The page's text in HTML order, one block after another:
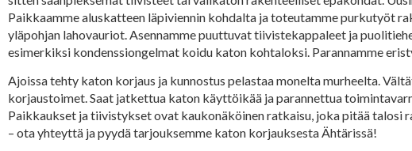
Paikkaamme aluskatteen läpiviennin kohdalta ja toteutamme purkutyöt
yläpohjan lahovauriot. Asennamme puuttuvat tiivistekappaleet ja
esimerkiksi kondenssiongelmat koidu katon kohtaloksi. Parannamme
Ajoissa tehty katon korjaus ja kunnostus pelastaa monelta murheelta.
korjaustoimet. Saat jatkettua katon käyttöikää ja parannettua
Paikkaukset ja tiivistykset ovat kaukonäköinen ratkaisu, joka pitää talosi
– ota yhteyttä ja pyydä tarjouksemme katon korjauksesta Ähtärissä!